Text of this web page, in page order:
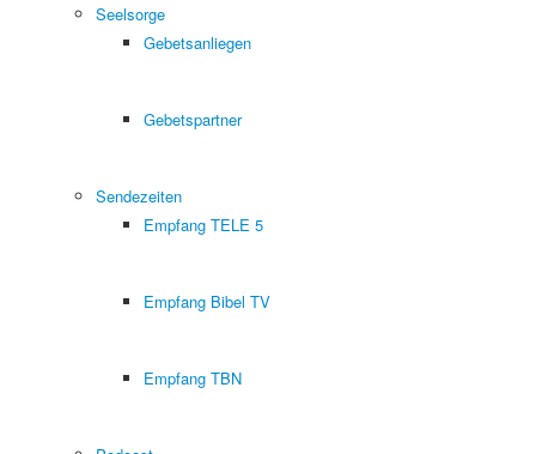
Seelsorge
Gebetsanliegen
Gebetspartner
Sendezeiten
Empfang TELE 5
Empfang Bibel TV
Empfang TBN